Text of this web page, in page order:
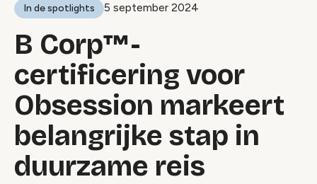
In de spotlights 5 september 2024
B Corp™-
certificering voor
Obsession markeert
belangrijke stap in
duurzame reis